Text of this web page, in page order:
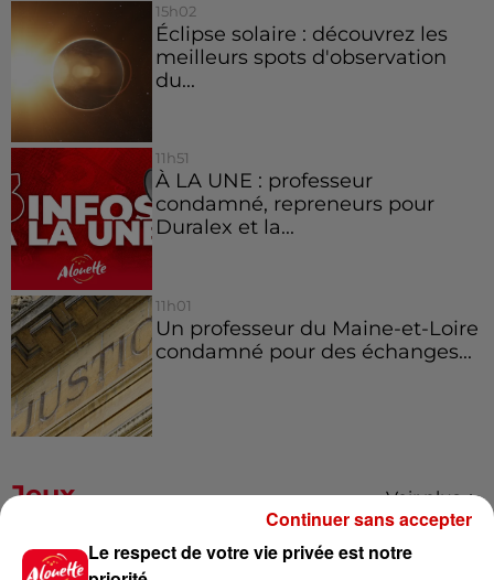
15h02
Éclipse solaire : découvrez les
meilleurs spots d'observation
du...
11h51
À LA UNE : professeur
condamné, repreneurs pour
Duralex et la...
11h01
Un professeur du Maine-et-Loire
condamné pour des échanges...
Jeux Voir plus
Gagnez vos places pour le
Le respect de votre vie privée est notre
Continuer sans accepter